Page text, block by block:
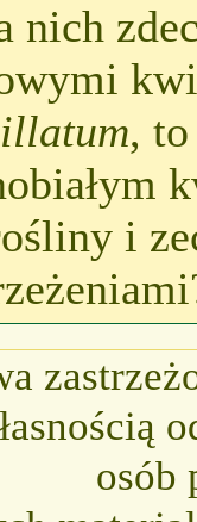
nich
,
i
osób